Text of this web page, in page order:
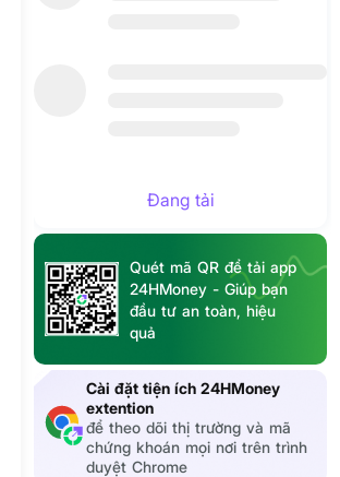
Đang tải
Quét mã QR để tải app
24HMoney - Giúp bạn
đầu tư an toàn, hiệu
quả
Cài đặt tiện ích 24HMoney
extention
để theo dõi thị trường và mã
chứng khoán mọi nơi trên trình
duyệt Chrome